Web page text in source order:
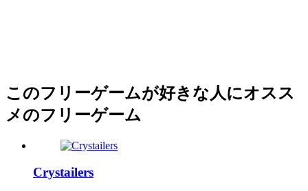
このフリーゲームが好きな人にオスス
メのフリーゲーム
Crystailers